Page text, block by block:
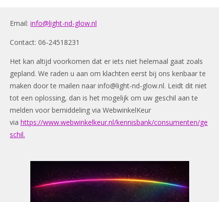
Email: info@light-nd-glow.nl
Contact: 06-24518231
Het kan altijd voorkomen dat er iets niet helemaal gaat zoals
gepland. We raden u aan om klachten eerst bij ons kenbaar te
maken door te mailen naar info@light-nd-glow.nl. Leidt dit niet
tot een oplossing, dan is het mogelijk om uw geschil aan te
melden voor bemiddeling via WebwinkelKeur
via https://www.webwinkelkeur.nl/kennisbank/consumenten/ge
schil.